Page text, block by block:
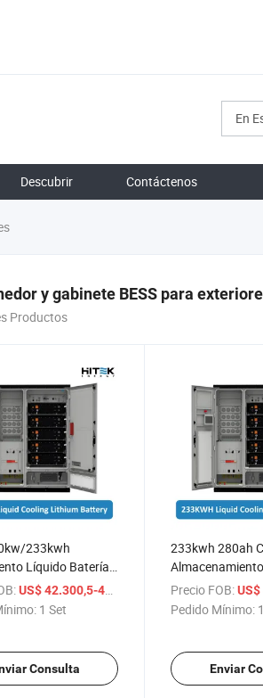
En
Descubrir Contáctenos
y gabinete BESS para
Productos
233kwh
Líquido Batería
Gabinete Exterior
de
US$ 42.300,5-49.991,5
/ Set
1 Set
Consulta
233kwh 280ah
Solar Comercial
Refrigeración
Estación de
Libre LFP
Precio FOB: US$
Pedido Mínimo:
Enviar